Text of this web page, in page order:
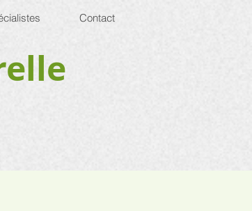
Contact